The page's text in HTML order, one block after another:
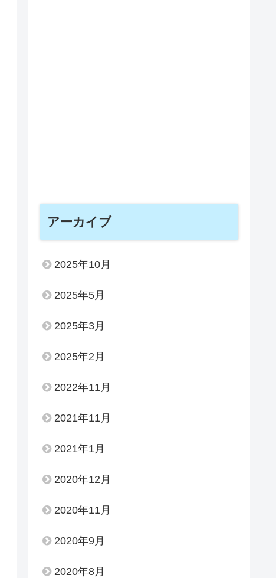
アーカイブ
2025年10月
2025年5月
2025年3月
2025年2月
2022年11月
2021年11月
2021年1月
2020年12月
2020年11月
2020年9月
2020年8月